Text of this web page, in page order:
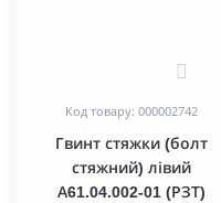
Код товару: 000002742
Гвинт стяжки (болт
стяжний) лівий
А61.04.002-01 (РЗТ)